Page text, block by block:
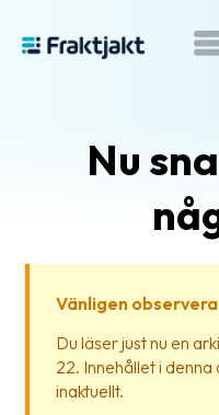
är
Fraktjakt?
Nu
Vänligen observera
Du läser just nu en
22. Innehållet i
inaktuellt.